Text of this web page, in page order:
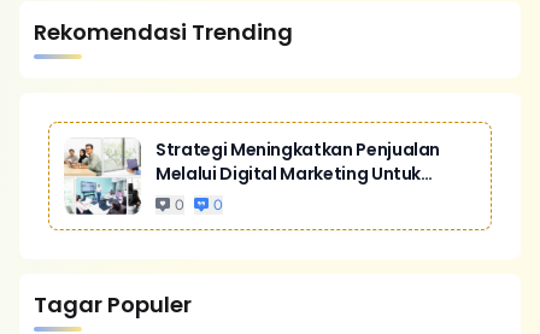
Rekomendasi Trending
Strategi Meningkatkan Penjualan
Melalui Digital Marketing Untuk
Bisnis Yang Lebih Kompetitif
0 0
Tagar Populer